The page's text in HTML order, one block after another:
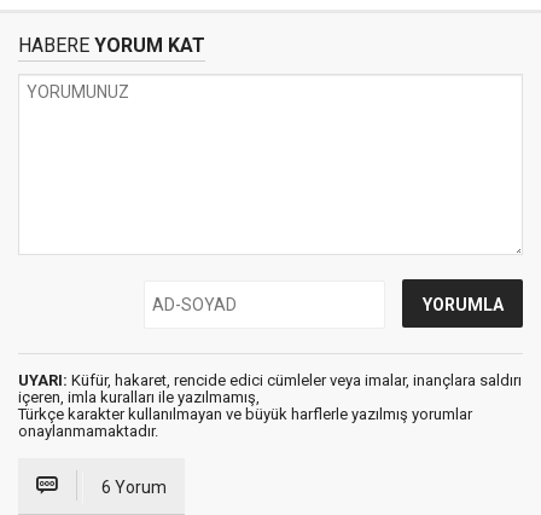
HABERE YORUM KAT
UYARI: Küfür, hakaret, rencide edici cümleler veya imalar, inançlara saldırı
içeren, imla kuralları ile yazılmamış,
Türkçe karakter kullanılmayan ve büyük harflerle yazılmış yorumlar
onaylanmamaktadır.
6 Yorum